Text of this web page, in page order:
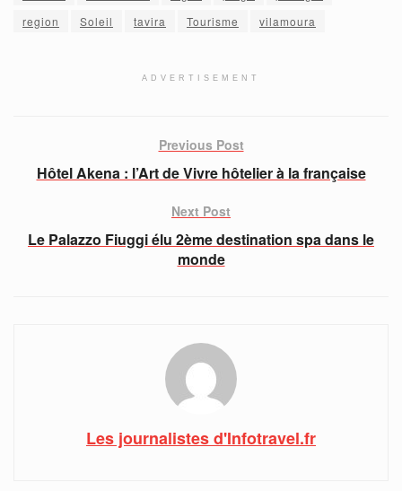
region
Soleil tavira Tourisme vilamoura
ADVERTISEMENT
Previous Post
Hôtel Akena : l’Art de Vivre hôtelier à la française
Next Post
Le Palazzo Fiuggi élu 2ème destination spa dans le
monde
Les journalistes d'Infotravel.fr